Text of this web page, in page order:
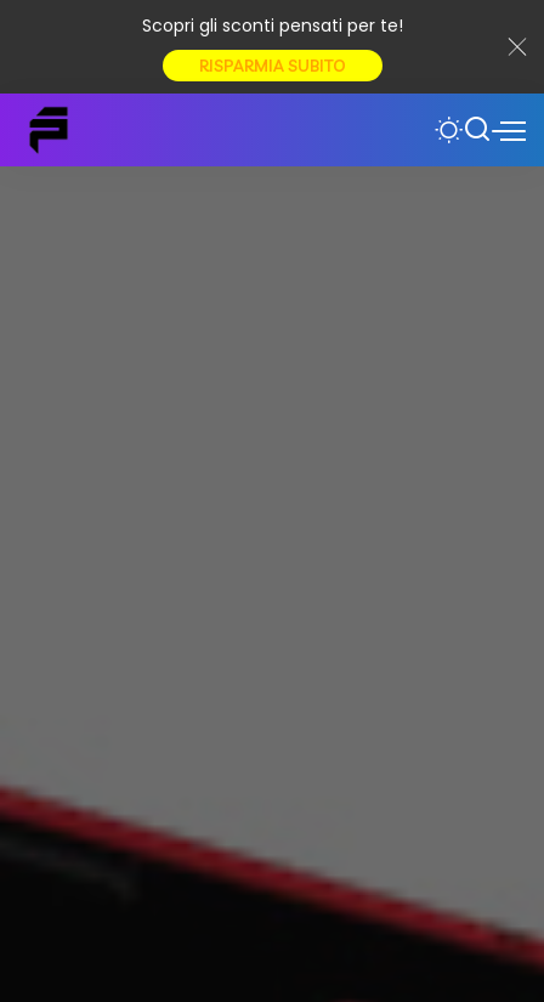
Scopri gli sconti pensati per te!
RISPARMIA SUBITO